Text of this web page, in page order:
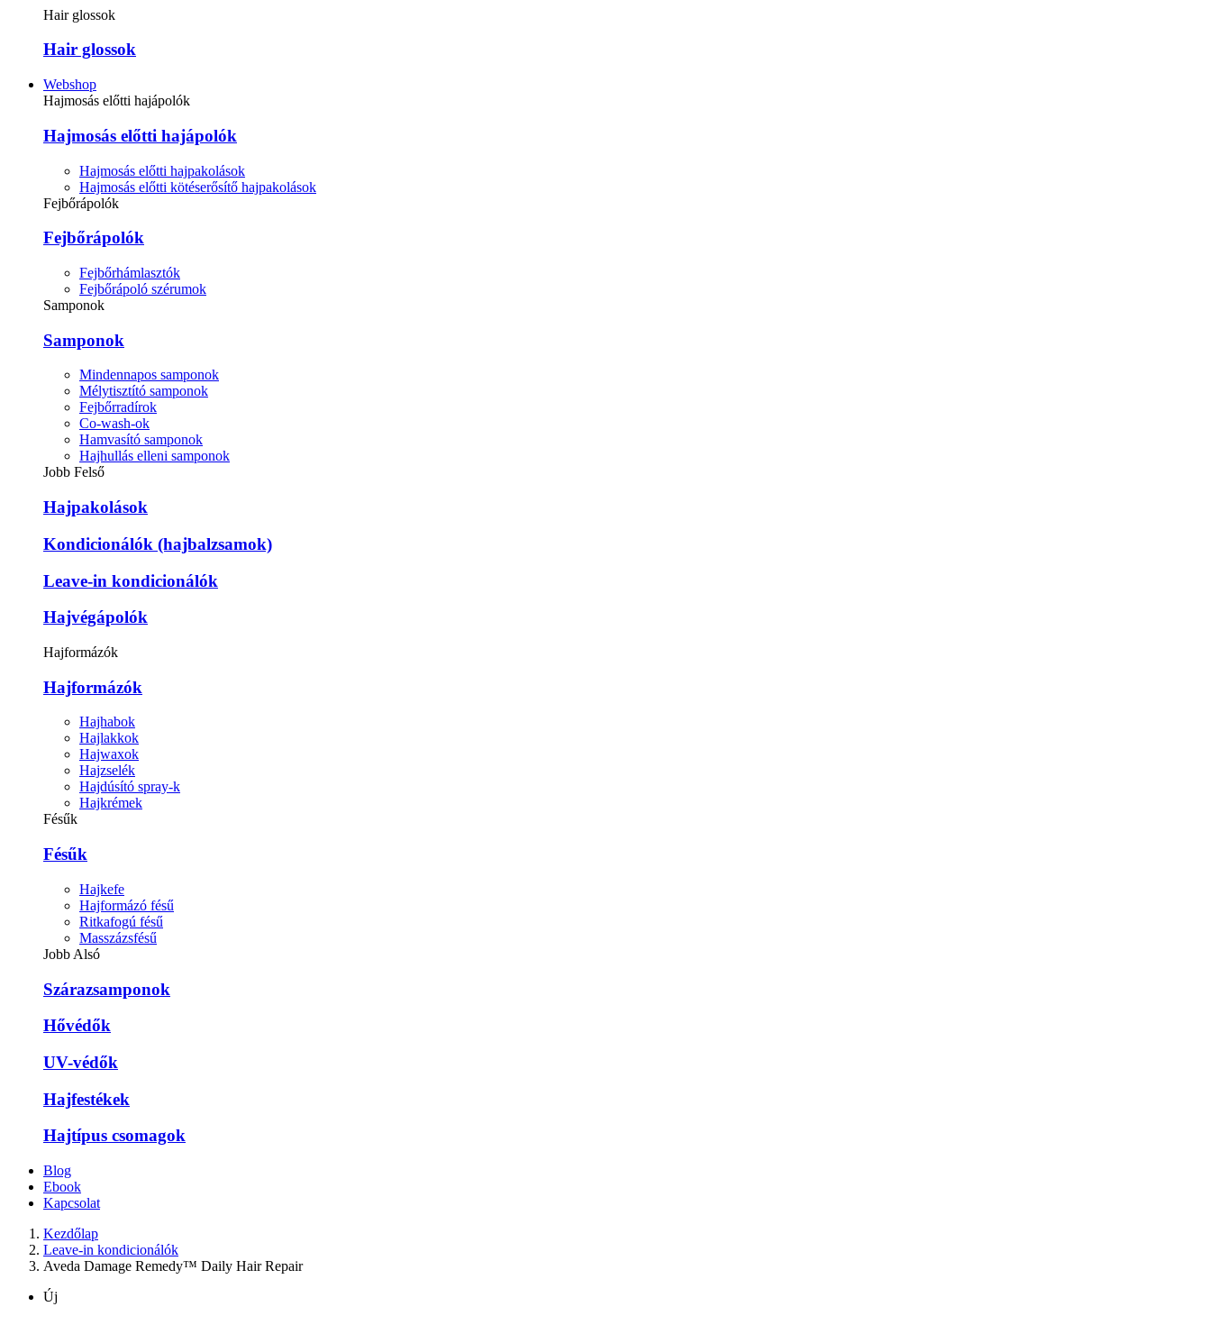
Hair glossok
Hair glossok
Webshop
Hajmosás előtti hajápolók
Hajmosás előtti hajápolók
Hajmosás előtti hajpakolások
Hajmosás előtti kötéserősítő hajpakolások
Fejbőrápolók
Fejbőrápolók
Fejbőrhámlasztók
Fejbőrápoló szérumok
Samponok
Samponok
Mindennapos samponok
Mélytisztító samponok
Fejbőrradírok
Co-wash-ok
Hamvasító samponok
Hajhullás elleni samponok
Jobb Felső
Hajpakolások
Kondicionálók (hajbalzsamok)
Leave-in kondicionálók
Hajvégápolók
Hajformázók
Hajformázók
Hajhabok
Hajlakkok
Hajwaxok
Hajzselék
Hajdúsító spray-k
Hajkrémek
Fésűk
Fésűk
Hajkefe
Hajformázó fésű
Ritkafogú fésű
Masszázsfésű
Jobb Alsó
Szárazsamponok
Hővédők
UV-védők
Hajfestékek
Hajtípus csomagok
Blog
Ebook
Kapcsolat
Kezdőlap
Leave-in kondicionálók
Aveda Damage Remedy™ Daily Hair Repair
Új